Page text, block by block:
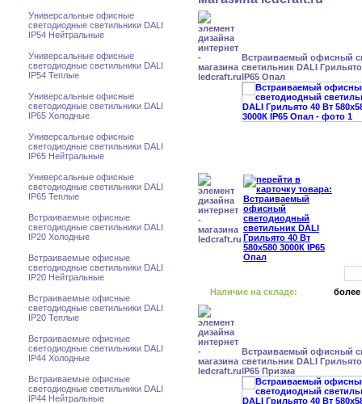
Универсальные офисные
светодиодные светильники DALI
IP54 Нейтральные
Универсальные офисные
светодиодные светильники DALI
IP54 Теплые
Универсальные офисные
светодиодные светильники DALI
IP65 Холодные
Универсальные офисные
светодиодные светильники DALI
IP65 Нейтральные
Универсальные офисные
светодиодные светильники DALI
IP65 Теплые
Встраиваемые офисные
светодиодные светильники DALI
IP20 Холодные
Встраиваемые офисные
светодиодные светильники DALI
IP20 Нейтральные
Встраиваемые офисные
светодиодные светильники DALI
IP20 Теплые
Встраиваемые офисные
светодиодные светильники DALI
IP44 Холодные
Встраиваемые офисные
светодиодные светильники DALI
IP44 Нейтральные
Встраиваемый офисный
светильник DALI
IP65 Опал
Наличие на складе: более
Встраиваемый офисный
светильник DALI
IP65 Призма